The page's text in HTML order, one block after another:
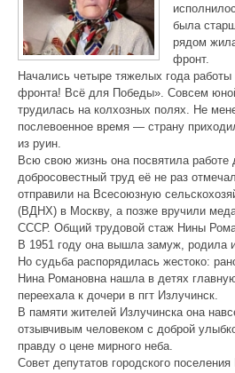
была
рядом
фронт.
Начались четыре тяжелых года
фронта! Всё для Победы». Совсем
трудилась на колхозных полях. Не
послевоенное время — страну
из руин.
Всю свою жизнь она посвятила
добросовестный труд её не раз
отправили на Всесоюзную
(ВДНХ) в Москву, а позже вручили
СССР. Общий трудовой стаж Нины
В 1951 году она вышла замуж, родила
Но судьба распорядилась жестоко:
Нина Романовна нашла в детях
переехала к дочери в пгт Излучинск.
В памяти жителей Излучинска она
отзывчивым человеком с доброй
правду о цене мирного неба.
Совет депутатов городского